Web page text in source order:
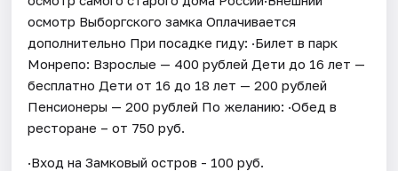
осмотр Выборгского замка Оплачивается
дополнительно При посадке гиду: ·Билет в парк
Монрепо: Взрослые — 400 рублей Дети до 16 лет —
бесплатно Дети от 16 до 18 лет — 200 рублей
Пенсионеры — 200 рублей По желанию: ·Обед в
ресторане – от 750 руб.
·Вход на Замковый остров - 100 руб.